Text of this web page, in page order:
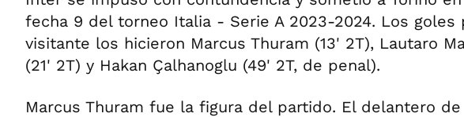
fecha 9 del torneo Italia - Serie A 2023-2024. Los goles
visitante los hicieron Marcus Thuram (13' 2T), Lautaro
(21' 2T) y Hakan Çalhanoglu (49' 2T, de penal).
Marcus Thuram fue la figura del partido. El delantero